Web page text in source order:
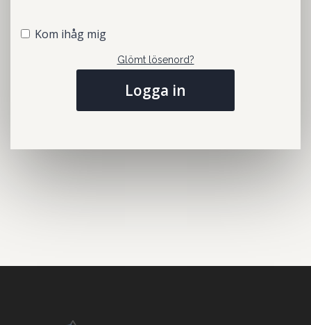
Kom ihåg mig
Glömt lösenord?